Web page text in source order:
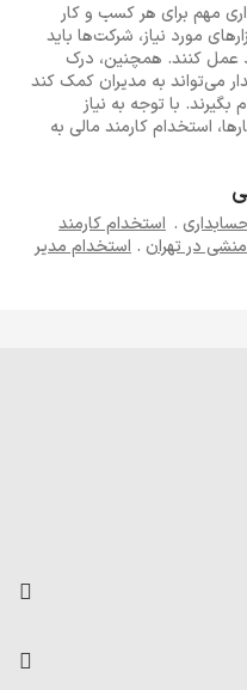
مهم برای هر کسب و کار
مورد نیاز، شرکت‌ها باید
عمل کنند. همچنین، درک
می‌تواند به مدیران کمک کند
با توجه به نیاز
استخدام کارمند مالی به
. استخدام کارمند
در تهران . استخدام مدیر